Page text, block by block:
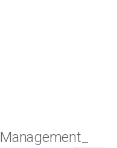
Management